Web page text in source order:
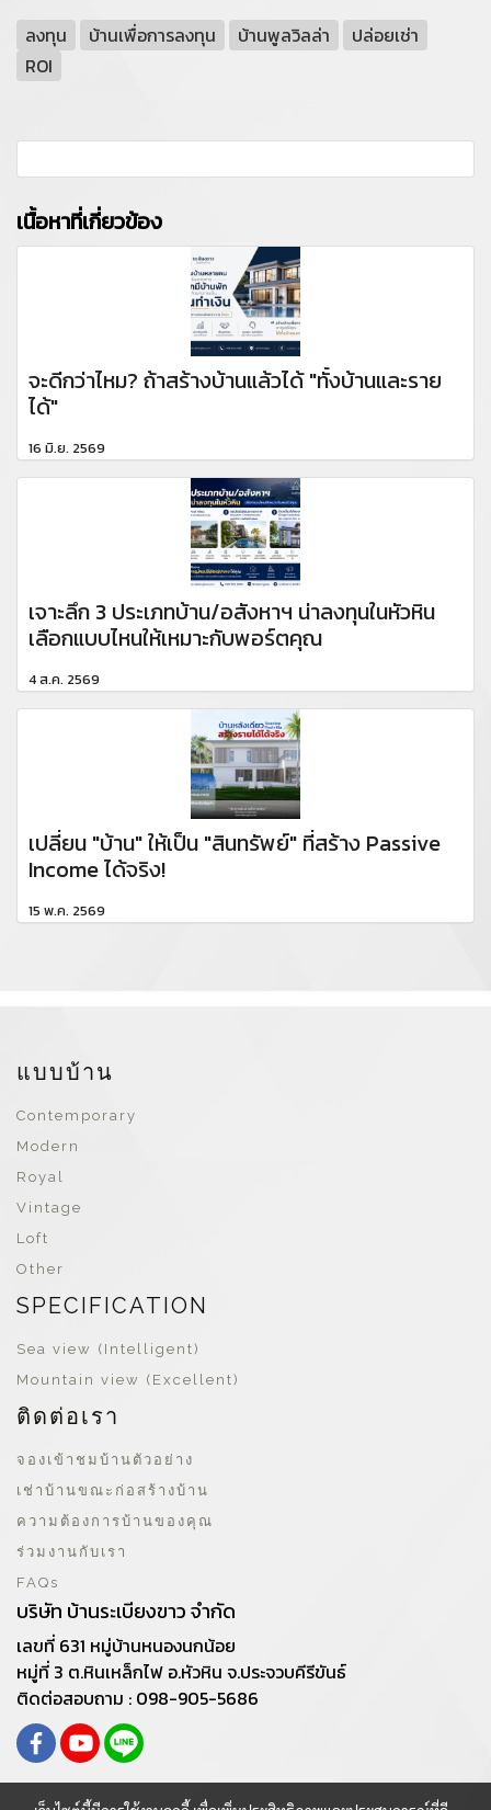
ลงทุน บ้านเพื่อการลงทุน บ้านพูลวิลล่า
ปล่อยเช่า
ROI
เนื้อหาที่เกี่ยวข้อง
จะดีกว่าไหม? ถ้าสร้างบ้านแล้วได้ "ทั้งบ้านและราย
ได้"
16 มิ.ย. 2569
เจาะลึก 3 ประเภทบ้าน/อสังหาฯ น่าลงทุนในหัวหิน
เลือกแบบไหนให้เหมาะกับพอร์ตคุณ
4 ส.ค. 2569
เปลี่ยน "บ้าน" ให้เป็น "สินทรัพย์" ที่สร้าง Passive
Income ได้จริง!
15 พ.ค. 2569
แบบบ้าน
Contemporary
Modern
Royal
Vintage
Loft
Other
SPECIFICATION
Sea view (Intelligent)
Mountain view (Excellent)
ติดต่อเรา
จองเข้าชมบ้านตัวอย่าง
เช่าบ้านขณะก่อสร้างบ้าน
ความต้องการบ้านของคุณ
ร่วมงานกับเรา
FAQs
บริษัท บ้านระเบียงขาว จำกัด
เลขที่ 631 หมู่บ้านหนองนกน้อย
หมู่ที่ 3 ต.หินเหล็กไฟ อ.หัวหิน จ.ประจวบคีรีขันธ์
ติดต่อสอบถาม : 098-905-5686